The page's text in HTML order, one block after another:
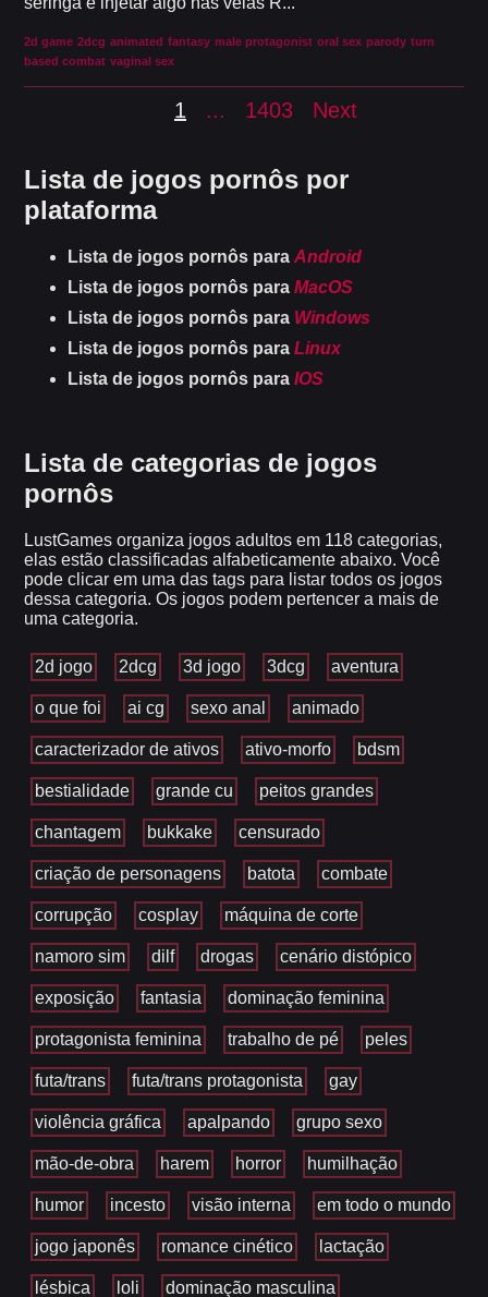
2d game 2dcg animated fantasy male protagonist oral sex parody turn
based combat vaginal sex
1 ... 1403 Next
Lista de jogos pornôs por
plataforma
Lista de jogos pornôs paraAndroid
Lista de jogos pornôs paraMacOS
Lista de jogos pornôs para Windows
Lista de jogos pornôs paraLinux
Lista de jogos pornôs paraIOS
Lista de categorias de jogos
pornôs
LustGames organiza jogos adultos em 118 categorias,
elas estão classificadas alfabeticamente abaixo. Você
pode clicar em uma das tags para listar todos os jogos
dessa categoria. Os jogos podem pertencer a mais de
uma categoria.
2d jogo 2dcg 3d jogo 3dcg aventura
o que foi ai cg sexo anal animado
caracterizador de ativos ativo-morfo bdsm
bestialidade grande cu peitos grandes
chantagem bukkake censurado
criação de personagens batota combate
corrupção cosplay máquina de corte
namoro sim dilf drogas cenário distópico
exposição fantasia dominação feminina
protagonista feminina trabalho de pé peles
futa/trans futa/trans protagonista gay
violência gráfica apalpando grupo sexo
mão-de-obra harem horror humilhação
humor incesto visão interna em todo o mundo
jogo japonês romance cinético lactação
lésbica loli dominação masculina